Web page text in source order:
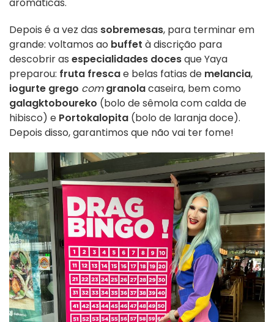
Depois é a vez das sobremesas, para terminar em
grande: voltamos ao buffet à discrição para
descobrir as especialidades docesque Yaya
preparou: fruta frescae belas fatias de melancia,
iogurte grego com granolacaseira, bem como
galagktoboureko (bolo de sêmola com calda de
hibisco) e Portokalopita (bolo de laranja doce).
Depois disso, garantimos que não vai ter fome!